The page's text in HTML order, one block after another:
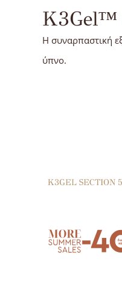
Κ3Gel™
H συναρπαστική
ύπνο.
K3GEL SECTION